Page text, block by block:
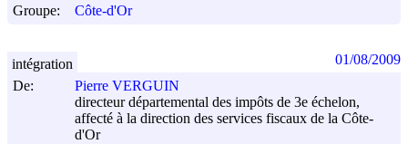
Groupe:
Côte-d'Or
De:
Pierre VERGUIN
directeur départemental des impôts de 3e échelon,
affecté à la direction des services fiscaux de la Côte-
d'Or
intégration 01/08/2009